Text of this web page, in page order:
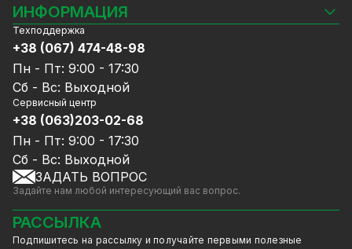
Камеры видеонаблюдения
Видеорегистраторы
Комплекты видеонаблюдения
СКУД
Источники питания
Сетевое оборудование
Ноутбуки и компьютеры
Аксессуары
Акции
Уцененный товар
GreenVision скидки
Мерч от GreenVision
Товары для дома
ИНФОРМАЦИЯ
Блог
Доставка и оплата
Гарантия и Сервисное обслуживание
Политика конфиденциальности
Договор публичной оферты
Сотрудничество
Услуги
Калькулятор расчёта объёма HDD
Техподдержка
+38 (067) 474-48-98
Пн - Пт: 9:00 - 17:30
Сб - Вс: Выходной
Сервисный центр
+38 (063)203-02-68
Пн - Пт: 9:00 - 17:30
Сб - Вс: Выходной
ЗАДАТЬ ВОПРОС
Задайте нам любой интересующий вас вопрос.
РАССЫЛКА
Подпишитесь на рассылку и получайте первыми полезные